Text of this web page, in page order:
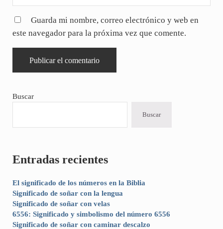
Guarda mi nombre, correo electrónico y web en
este navegador para la próxima vez que comente.
Sidebar
Buscar
Buscar
Entradas recientes
El significado de los números en la Biblia
Significado de soñar con la lengua
Significado de soñar con velas
6556: Significado y simbolismo del número 6556
Significado de soñar con caminar descalzo